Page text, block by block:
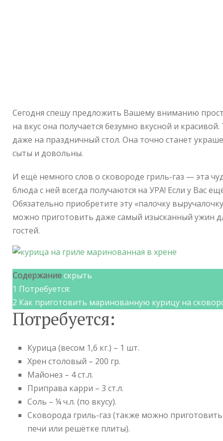
Сегодня спешу предложить Вашему вниманию
на вкус она получается безумно вкусной и
даже на праздничный стол. Она точно станет
сыты и довольны.
И ещё немного слов о сковороде гриль-газ — эта
блюда с ней всегда получаются на УРА! Если у Вас
Обязательно приобретите эту «палочку
можно приготовить даже самый изысканный ужин
гостей.
Содержаниескрыть
1 Потребуется:
2 Как приготовить маринованную курицу на
Потребуется:
Курица (весом 1,6 кг.) – 1 шт.
Хрен столовый – 200 гр.
Майонез – 4 ст.л.
Приправа карри – 3 ст.л.
Соль – ¼ ч.л. (по вкусу).
Сковорода гриль-газ (также можно
печи или решётке плиты).